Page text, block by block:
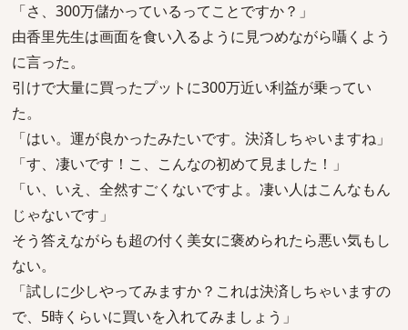
「さ、300万儲かっているってことですか？」
由香里先生は画面を食い入るように見つめながら囁くよう
に言った。
引けで大量に買ったプットに300万近い利益が乗ってい
た。
「はい。運が良かったみたいです。決済しちゃいますね」
「す、凄いです！こ、こんなの初めて見ました！」
「い、いえ、全然すごくないですよ。凄い人はこんなもん
じゃないです」
そう答えながらも超の付く美女に褒められたら悪い気もし
ない。
「試しに少しやってみますか？これは決済しちゃいますの
で、5時くらいに買いを入れてみましょう」